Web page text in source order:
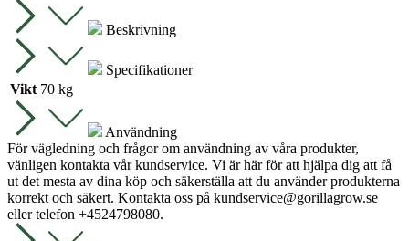
Quantum
led
mängd
Beskrivning
Specifikationer
Vikt 70 kg
Användning
För vägledning och frågor om användning av våra produkter,
vänligen kontakta vår kundservice. Vi är här för att hjälpa dig att få
ut det mesta av dina köp och säkerställa att du använder produkterna
korrekt och säkert. Kontakta oss på kundservice@gorillagrow.se
eller telefon +4524798080.